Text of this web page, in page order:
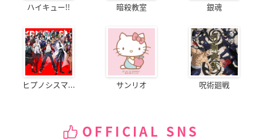
ハイキュー!! 暗殺教室 銀魂
ヒプノシスマ... サンリオ 呪術廻戦
OFFICIAL SNS